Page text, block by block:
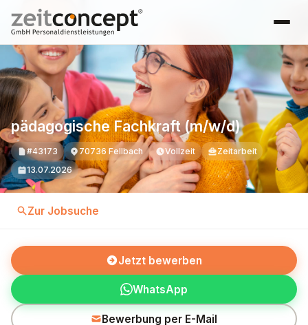
pädagogische Fachkraft (m/w/d)
#43173 70736 Fellbach Vollzeit
Zeitarbeit
13.07.2026
Zur Jobsuche
Jetzt bewerben
WhatsApp
Bewerbung per E-Mail